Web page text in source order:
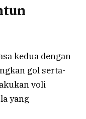
kedua dengan
gol serta-
voli
yang